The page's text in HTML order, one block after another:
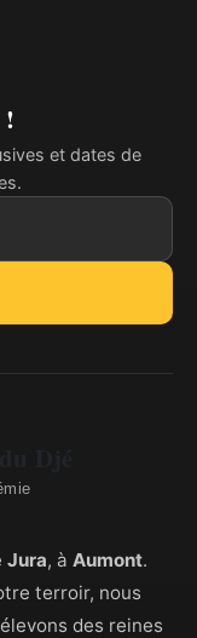
!
et dates de
Djé
Jura, à Aumont.
terroir, nous
des reines